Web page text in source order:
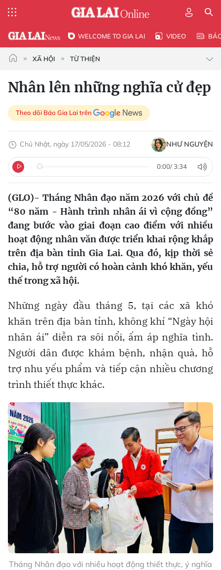
WELCOME TO GIA LAI VIDEO
XÃ HỘI TỪ THIỆN
Nhân lên những nghĩa cử đẹp
Theo dõi Báo Gia Lai trên
Chủ Nhật, ngày 17/05/2026 - 08:12 NHƯ NGUYỆN
0:00/ 3:34
(GLO)- Tháng Nhân đạo năm 2026 với chủ đề
“80 năm - Hành trình nhân ái vì cộng đồng”
đang bước vào giai đoạn cao điểm với nhiều
hoạt động nhân văn được triển khai rộng khắp
trên địa bàn tỉnh Gia Lai. Qua đó, kịp thời sẻ
chia, hỗ trợ người có hoàn cảnh khó khăn, yếu
thế trong xã hội.
Những ngày đầu tháng 5, tại các xã khó
khăn trên địa bàn tỉnh, không khí “Ngày hội
nhân ái” diễn ra sôi nổi, ấm áp nghĩa tình.
Người dân được khám bệnh, nhận quà, hỗ
trợ nhu yếu phẩm và tiếp cận nhiều chương
trình thiết thực khác.
Tháng Nhân đạo với nhiều hoạt động thiết thực, ý nghĩa